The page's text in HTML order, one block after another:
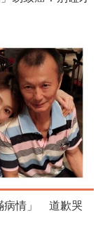
病情」 道歉哭